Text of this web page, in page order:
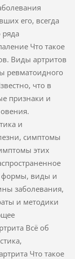
его, всегда
ряда
Что такое
Виды артритов
ревматоидного
что в
признаки и
и
симптомы
этих
формы, виды и
заболевания,
и методики
Всё об
Что такое